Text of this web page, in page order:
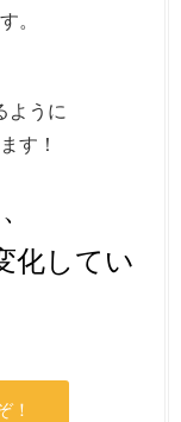
。
ように
す！
化してい
！